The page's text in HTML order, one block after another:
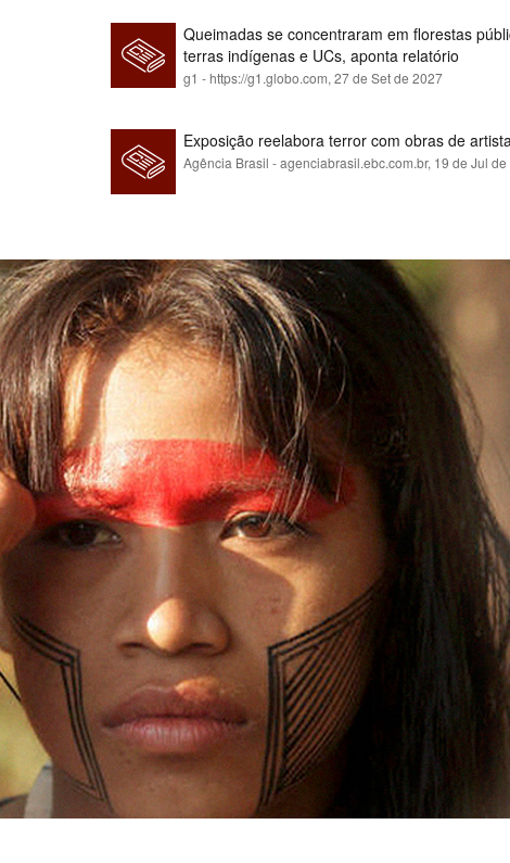
Queimadas se concentraram em florestas
terras indígenas e UCs, aponta relatório
g1 - https://g1.globo.com, 27 de Set de 2027
Exposição reelabora terror com obras de
Agência Brasil - agenciabrasil.ebc.com.br, 19 de Jul de